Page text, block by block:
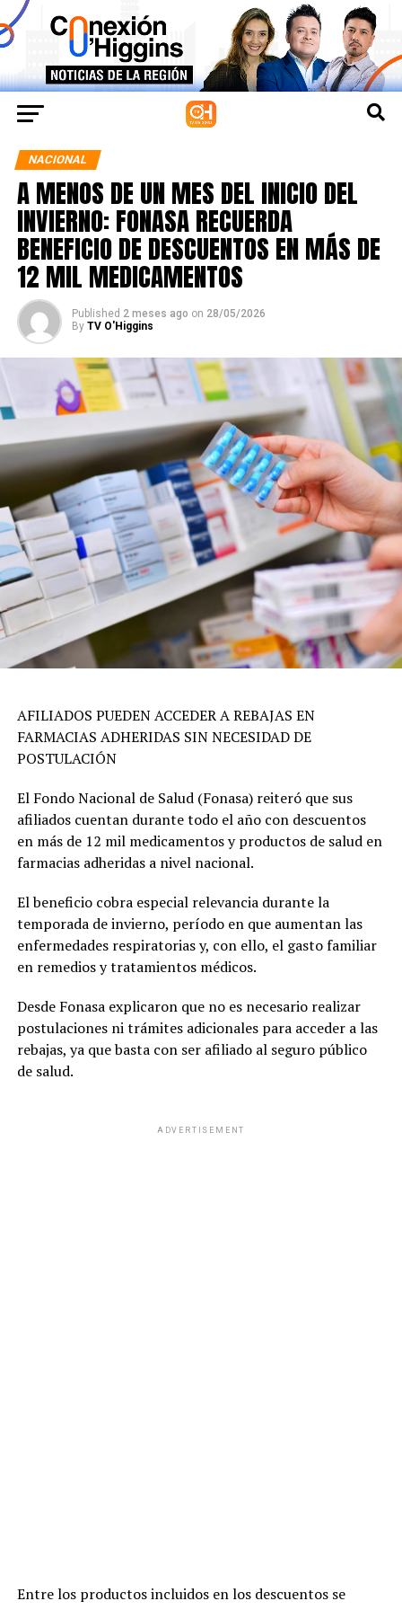
NACIONAL
A MENOS DE UN MES DEL INICIO DEL
INVIERNO: FONASA RECUERDA
BENEFICIO DE DESCUENTOS EN MÁS DE
12 MIL MEDICAMENTOS
Published 2 meses ago on 28/05/2026
By TV O'Higgins
AFILIADOS PUEDEN ACCEDER A REBAJAS EN
FARMACIAS ADHERIDAS SIN NECESIDAD DE
POSTULACIÓN
El Fondo Nacional de Salud (Fonasa) reiteró que sus
afiliados cuentan durante todo el año con descuentos
en más de 12 mil medicamentos y productos de salud en
farmacias adheridas a nivel nacional.
El beneficio cobra especial relevancia durante la
temporada de invierno, período en que aumentan las
enfermedades respiratorias y, con ello, el gasto familiar
en remedios y tratamientos médicos.
Desde Fonasa explicaron que no es necesario realizar
postulaciones ni trámites adicionales para acceder a las
rebajas, ya que basta con ser afiliado al seguro público
de salud.
ADVERTISEMENT
Entre los productos incluidos en los descuentos se